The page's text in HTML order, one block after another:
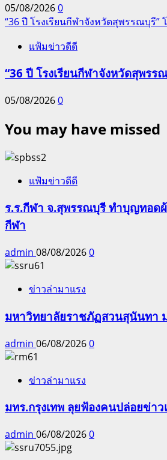
05/08/20260
“36 ปี โรงเรียนกีฬาจังหวัดสุพรรณบุรี
แฟ้มข่าวดีดี
“36 ปี โรงเรียนกีฬาจังหวัดสุพร
05/08/20260
You may have missed
แฟ้มข่าวดีดี
ร.ร.กีฬา จ.สุพรรณบุรี ทำบุญทอด
กีฬา
admin 08/08/20260
ข่าวล่ามาแรง
มหาวิทยาลัยราชภัฏสวนสุนันทา
admin 06/08/20260
ข่าวล่ามาแรง
มทร.กรุงเทพ ลุยฟ้องคนปล่อยข่
admin 06/08/20260